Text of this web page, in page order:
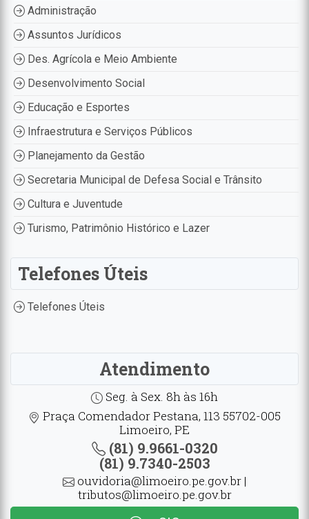
Administração
Assuntos Jurídicos
Des. Agrícola e Meio Ambiente
Desenvolvimento Social
Educação e Esportes
Infraestrutura e Serviços Públicos
Planejamento da Gestão
Secretaria Municipal de Defesa Social e Trânsito
Cultura e Juventude
Turismo, Patrimônio Histórico e Lazer
Telefones Úteis
Telefones Úteis
Atendimento
Seg. à Sex. 8h às 16h
Praça Comendador Pestana, 113 55702-005
Limoeiro, PE
(81) 9.9661-0320
(81) 9.7340-2503
ouvidoria@limoeiro.pe.gov.br |
tributos@limoeiro.pe.gov.br